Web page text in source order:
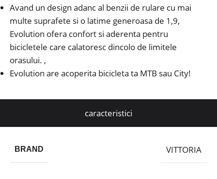
Avand un design adanc al benzii de rulare cu mai
multe suprafete si o latime generoasa de 1,9,
Evolution ofera confort si aderenta pentru
bicicletele care calatoresc dincolo de limitele
orasului. ,
Evolution are acoperita bicicleta ta MTB sau City!
caracteristici
BRAND VITTORIA